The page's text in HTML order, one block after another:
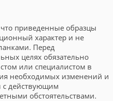
приведенные образцы
характер и не
Перед
целях обязательно
или специалистом в
необходимых изменений и
с действующим
обстоятельствами.